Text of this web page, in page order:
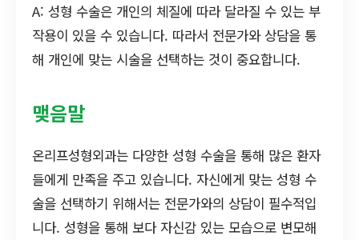
A: 성형 수술은 개인의 체질에 따라 달라질 수 있는 부
작용이 있을 수 있습니다. 따라서 전문가와 상담을 통
해 개인에 맞는 시술을 선택하는 것이 중요합니다.
맺음말
온리프성형외과는 다양한 성형 수술을 통해 많은 환자
들에게 만족을 주고 있습니다. 자신에게 맞는 성형 수
술을 선택하기 위해서는 전문가와의 상담이 필수적입
니다. 성형을 통해 보다 자신감 있는 모습으로 변모해